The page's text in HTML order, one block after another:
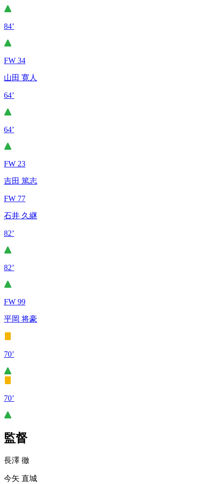
84’
FW 34
山田 寛人
64’
64’
FW 23
吉田 篤志
FW 77
石井 久継
82’
82’
FW 99
平岡 将豪
70’
70’
監督
長澤 徹
今矢 直城